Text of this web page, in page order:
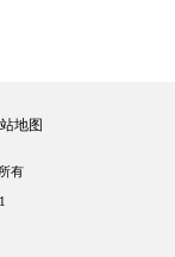
地图
有